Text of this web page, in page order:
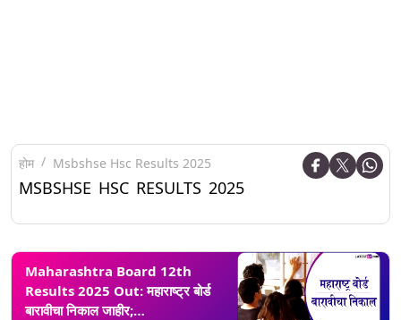
होम Msbshse Hsc Results 2025
MSBSHSE HSC RESULTS 2025
Maharashtra Board 12th
Results 2025 Out: महाराष्ट्र बोर्ड
बारावीचा निकाल जाहीर;